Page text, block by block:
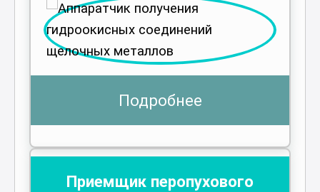
Подробнее
Приемщик перопухового